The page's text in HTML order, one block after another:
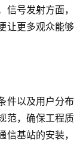
号发射方面，
让更多观众能够
件以及用户分布
范，确保工程质
基站的安装，